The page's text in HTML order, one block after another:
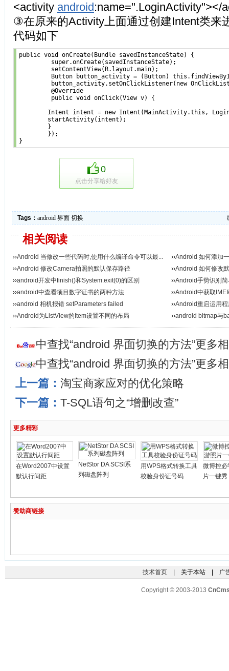
<activity android:name=".LoginActivity"></
③在原来的Activity上面通过创建Intent类来
代码如下
public void onCreate(Bundle savedInstanceState) {
         super.onCreate(savedInstanceState);
         setContentView(R.layout.main);
Button button_activity = (Button)
button_activity.setOnClickListener(new
         @Override
         public void onClick(View v) {
Intent intent = new Intent(MainActivity.this,
        startActivity(intent);
        }
        });
0
点击分享给好友
Tags： android 界面 切换
相关阅读
››Android 当修改一些代码时,使用什么编译命令可以最... ››Android 如何添加
››Android 修改Camera拍照的默认保存路径 ››Android 如何修改
››android开发中finish()和System.exit(0)的区别 ››Android手势识别
››android中查看项目数字证书的两种方法 ››Android中获取
››android 相机报错 setParameters failed ››Android重启运用
››Android为ListView的Item设置不同的布局 ››android bitmap与
中查找“android 界面切换的方法”更多
中查找“android 界面切换的方法”更多
上一篇： 淘宝商家应对的优化策略
下一篇： T-SQL语句之“增删改查”
更多精彩
在Word2007中设置
默认行间距
NetStor DA SCSI系
列磁盘阵列
用WPS格式转换工具
校验身份证号码
微博控必
片一键秀
赞助商链接
技术首页| 关于本站 | 广
Copyright © 2003-2013